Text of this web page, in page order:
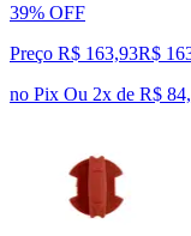
39% OFF
Preço R$ 163,93R$
no Pix Ou 2x de R$